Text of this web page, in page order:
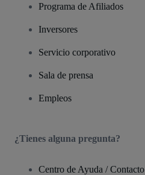
Programa de Afiliados
Inversores
Servicio corporativo
Sala de prensa
Empleos
¿Tienes alguna pregunta?
Centro de Ayuda / Contacto